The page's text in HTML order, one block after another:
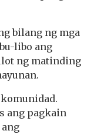
bilang ng mga
libo ang
ng matinding
ang pagkain